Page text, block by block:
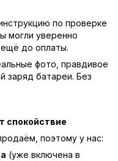
по проверке
могли уверенно
до оплаты.
фото, правдивое
заряд батареи. Без
спокойствие
поэтому у нас:
(уже включена в